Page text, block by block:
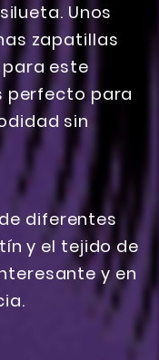
Unos
zapatillas
este
perfecto para
sin